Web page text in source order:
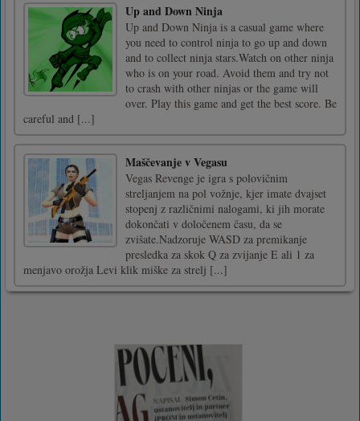
Up and Down Ninja
Up and Down Ninja is a casual game where
you need to control ninja to go up and down
and to collect ninja stars.Watch on other ninja
who is on your road. Avoid them and try not
to crash with other ninjas or the game will
over. Play this game and get the best score. Be
careful and [...]
Maščevanje v Vegasu
Vegas Revenge je igra s polovičnim
streljanjem na pol vožnje, kjer imate dvajset
stopenj z različnimi nalogami, ki jih morate
dokončati v določenem času, da se
zvišate.Nadzoruje WASD za premikanje
presledka za skok Q za zvijanje E ali 1 za
menjavo orožja Levi klik miške za strelj [...]